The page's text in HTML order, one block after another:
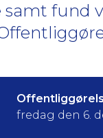
fund
fredag den 6.